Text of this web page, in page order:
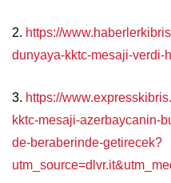
2. https://
dunyaya-kktc-mesaji-verdi-
3. https://
kktc-mesaji-azerbaycanin-
de-beraberinde-getirecek?